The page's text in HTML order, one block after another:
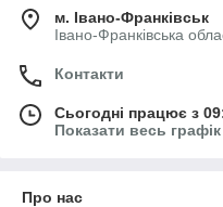
м. Івано-Франківськ
Івано-Франківська
Контакти
Сьогодні працює з
Показати весь
Про нас